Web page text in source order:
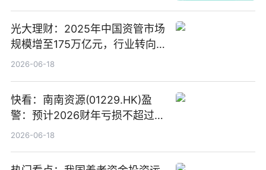
光大理财：2025年中国资管市场
规模增至175万亿元，行业转向
“量质并重”
2026-06-18
快看：南南资源(01229.HK)盈
警：预计2026财年亏损不超过
1000万港元
2026-06-18